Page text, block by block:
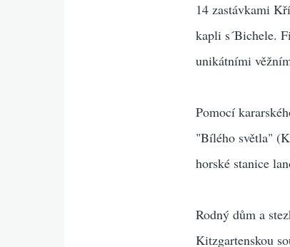
14 zastávkami
kapli s´Bichele.
unikátními
Pomocí
"Bílého světla"
horské stanice
Rodný dům a
Kitzgartenskou